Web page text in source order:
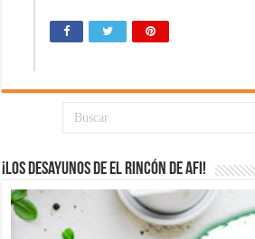
¡Los desayunos de El Rincón de Afi!